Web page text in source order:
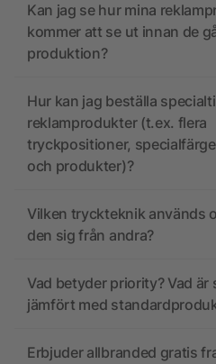
Kan jag se hur mina
kommer att se ut innan de
produktion?
Hur kan jag beställa
reklamprodukter (t.ex. flera
tryckpositioner,
och produkter)?
Vilken tryckteknik används
den sig från andra?
Vad betyder priority? Vad är
jämfört med
Erbjuder allbranded gratis